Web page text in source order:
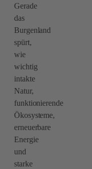
Gerade
das
Burgenland
spürt,
wie
wichtig
intakte
Natur,
funktionierende
Ökosysteme,
erneuerbare
Energie
und
starke